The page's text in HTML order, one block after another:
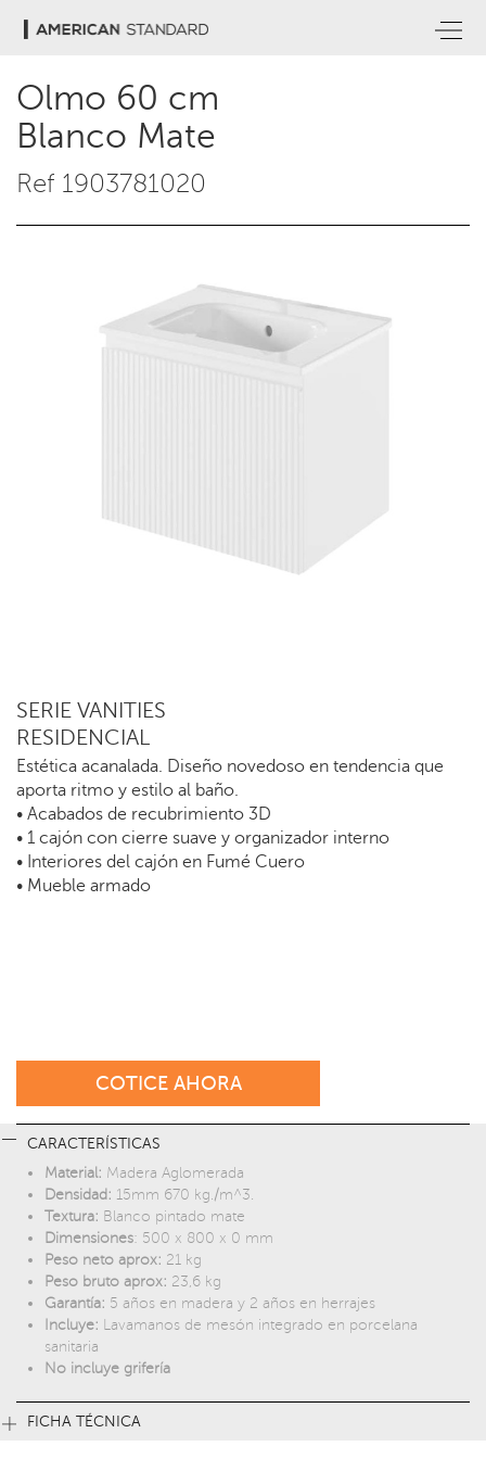
Olmo 60 cm
Blanco Mate
Ref 1903781020
SERIE VANITIES
RESIDENCIAL
Estética acanalada. Diseño novedoso en tendencia que
aporta ritmo y estilo al baño.
• Acabados de recubrimiento 3D
• 1 cajón con cierre suave y organizador interno
• Interiores del cajón en Fumé Cuero
• Mueble armado
COTICE AHORA
CARACTERÍSTICAS
Material: Madera Aglomerada
Densidad: 15mm 670 kg./m^3.
Textura: Blanco pintado mate
Dimensiones: 500 x 800 x 0 mm
Peso neto aprox: 21 kg
Peso bruto aprox: 23,6 kg
Garantía: 5 años en madera y 2 años en herrajes
Incluye: Lavamanos de mesón integrado en porcelana
sanitaria
No incluye grifería
FICHA TÉCNICA